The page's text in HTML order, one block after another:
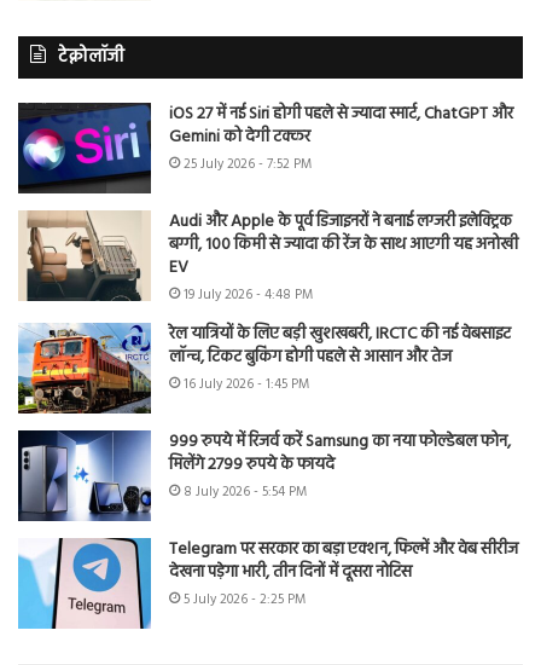
टेक्नोलॉजी
iOS 27 में नई Siri होगी पहले से ज्यादा स्मार्ट, ChatGPT और
Gemini को देगी टक्कर
25 July 2026 - 7:52 PM
Audi और Apple के पूर्व डिजाइनरों ने बनाई लग्जरी इलेक्ट्रिक
बग्गी, 100 किमी से ज्यादा की रेंज के साथ आएगी यह अनोखी
EV
19 July 2026 - 4:48 PM
रेल यात्रियों के लिए बड़ी खुशखबरी, IRCTC की नई वेबसाइट
लॉन्च, टिकट बुकिंग होगी पहले से आसान और तेज
16 July 2026 - 1:45 PM
999 रुपये में रिजर्व करें Samsung का नया फोल्डेबल फोन,
मिलेंगे 2799 रुपये के फायदे
8 July 2026 - 5:54 PM
Telegram पर सरकार का बड़ा एक्शन, फिल्में और वेब सीरीज
देखना पड़ेगा भारी, तीन दिनों में दूसरा नोटिस
5 July 2026 - 2:25 PM